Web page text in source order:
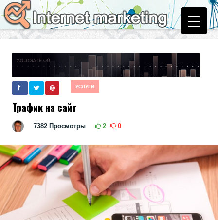
УСЛУГИ
Трафик на сайт
7382 Просмотры 2 0